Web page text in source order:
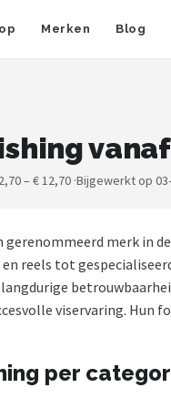
Merken Blog
– € 12,70 ·Bijgewerkt op
gerenommeerd merk in
reels tot
viservaring. Hun
per